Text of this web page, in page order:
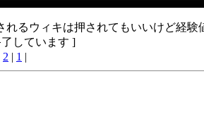
れるウィキは押されてもいいけど経験
しています ]
2 | 1 |